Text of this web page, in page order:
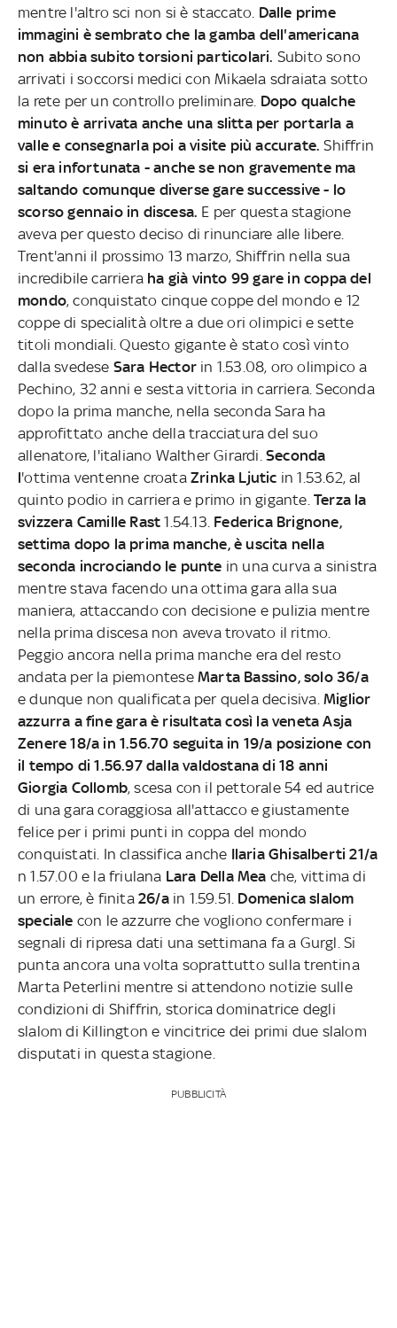
mentre l'altro sci non si è staccato. Dalle prime
immagini è sembrato che la gamba dell'americana
non abbia subito torsioni particolari. Subito sono
arrivati i soccorsi medici con Mikaela sdraiata sotto
la rete per un controllo preliminare. Dopo qualche
minuto è arrivata anche una slitta per portarla a
valle e consegnarla poi a visite più accurate. Shiffrin
si era infortunata - anche se non gravemente ma
saltando comunque diverse gare successive - lo
scorso gennaio in discesa. E per questa stagione
aveva per questo deciso di rinunciare alle libere.
Trent'anni il prossimo 13 marzo, Shiffrin nella sua
incredibile carriera ha già vinto 99 gare in coppa del
mondo, conquistato cinque coppe del mondo e 12
coppe di specialità oltre a due ori olimpici e sette
titoli mondiali. Questo gigante è stato così vinto
dalla svedese Sara Hector in 1.53.08, oro olimpico a
Pechino, 32 anni e sesta vittoria in carriera. Seconda
dopo la prima manche, nella seconda Sara ha
approfittato anche della tracciatura del suo
allenatore, l'italiano Walther Girardi. Seconda
l'ottima ventenne croata Zrinka Ljutic in 1.53.62, al
quinto podio in carriera e primo in gigante. Terza la
svizzera Camille Rast 1.54.13. Federica Brignone,
settima dopo la prima manche, è uscita nella
seconda incrociando le punte in una curva a sinistra
mentre stava facendo una ottima gara alla sua
maniera, attaccando con decisione e pulizia mentre
nella prima discesa non aveva trovato il ritmo.
Peggio ancora nella prima manche era del resto
andata per la piemontese Marta Bassino, solo 36/a
e dunque non qualificata per quela decisiva. Miglior
azzurra a fine gara è risultata così la veneta Asja
Zenere 18/a in 1.56.70 seguita in 19/a posizione con
il tempo di 1.56.97 dalla valdostana di 18 anni
Giorgia Collomb, scesa con il pettorale 54 ed autrice
di una gara coraggiosa all'attacco e giustamente
felice per i primi punti in coppa del mondo
conquistati. In classifica anche Ilaria Ghisalberti 21/a
n 1.57.00 e la friulana Lara Della Mea che, vittima di
un errore, è finita 26/ain 1.59.51. Domenicaslalom
speciale con le azzurre che vogliono confermare i
segnali di ripresa dati una settimana fa a Gurgl. Si
punta ancora una volta soprattutto sulla trentina
Marta Peterlini mentre si attendono notizie sulle
condizioni di Shiffrin, storica dominatrice degli
slalom di Killington e vincitrice dei primi due slalom
disputati in questa stagione.
PUBBLICITÀ